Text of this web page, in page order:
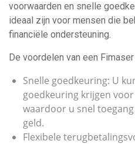
voorwaarden en snelle
ideaal zijn voor mensen die
financiële ondersteuning.
De voordelen van een
Snelle goedkeuring: U
goedkeuring krijgen
waardoor u snel
geld.
Flexibele